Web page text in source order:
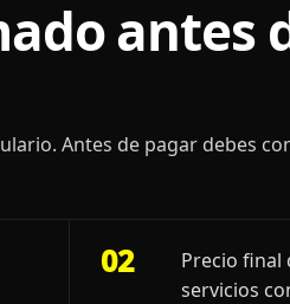
antes
Antes de pagar debes
02
Precio final
servicios